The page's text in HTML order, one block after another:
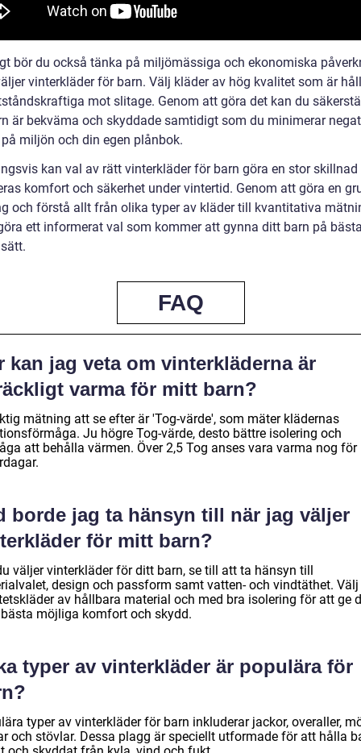
bör du också tänka på miljömässiga och ekonomiska
vinterkläder för barn. Välj kläder av hög kvalitet som är
mot slitage. Genom att göra det kan du
är bekväma och skyddade samtidigt som du minimerar
miljön och din egen plånbok.
kan val av rätt vinterkläder för barn göra en stor skillnad
komfort och säkerhet under vintertid. Genom att göra en
och förstå allt från olika typer av kläder till kvantitativa
ett informerat val som kommer att gynna ditt barn på
FAQ
kan jag veta om vinterkläderna är
varma för mitt barn?
mätning att se efter är 'Tog-värde', som mäter klädernas
Ju högre Tog-värde, desto bättre isolering och
att behålla värmen. Över 2,5 Tog anses vara varma nog för
borde jag ta hänsyn till när jag väljer
för mitt barn?
väljer vinterkläder för ditt barn, se till att ta hänsyn till
design och passform samt vatten- och vindtäthet. Välj
av hållbara material och med bra isolering för att ge
möjliga komfort och skydd.
typer av vinterkläder är populära för
typer av vinterkläder för barn inkluderar jackor, overaller,
och stövlar. Dessa plagg är speciellt utformade för att hålla